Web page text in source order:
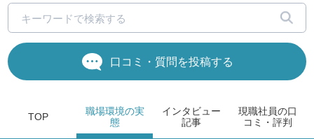
口コミ・質問を投稿する
TOP
職場環境の実
態
インタビュー
記事
現職社員の口
コミ・評判